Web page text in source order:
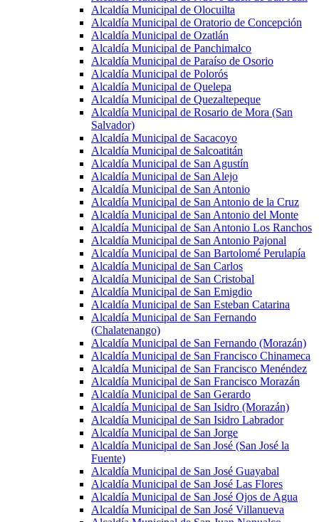
Alcaldía Municipal de Olocuilta
Alcaldía Municipal de Oratorio de Concepción
Alcaldía Municipal de Ozatlán
Alcaldía Municipal de Panchimalco
Alcaldía Municipal de Paraíso de Osorio
Alcaldía Municipal de Polorós
Alcaldía Municipal de Quelepa
Alcaldía Municipal de Quezaltepeque
Alcaldía Municipal de Rosario de Mora (San
Salvador)
Alcaldía Municipal de Sacacoyo
Alcaldía Municipal de Salcoatitán
Alcaldía Municipal de San Agustín
Alcaldía Municipal de San Alejo
Alcaldía Municipal de San Antonio
Alcaldía Municipal de San Antonio de la Cruz
Alcaldía Municipal de San Antonio del Monte
Alcaldía Municipal de San Antonio Los Ranchos
Alcaldía Municipal de San Antonio Pajonal
Alcaldía Municipal de San Bartolomé Perulapía
Alcaldía Municipal de San Carlos
Alcaldía Municipal de San Cristobal
Alcaldía Municipal de San Emigdio
Alcaldía Municipal de San Esteban Catarina
Alcaldía Municipal de San Fernando
(Chalatenango)
Alcaldía Municipal de San Fernando (Morazán)
Alcaldía Municipal de San Francisco Chinameca
Alcaldía Municipal de San Francisco Menéndez
Alcaldía Municipal de San Francisco Morazán
Alcaldía Municipal de San Gerardo
Alcaldía Municipal de San Isidro (Morazán)
Alcaldía Municipal de San Isidro Labrador
Alcaldía Municipal de San Jorge
Alcaldía Municipal de San José (San José la
Fuente)
Alcaldía Municipal de San José Guayabal
Alcaldía Municipal de San José Las Flores
Alcaldía Municipal de San José Ojos de Agua
Alcaldía Municipal de San José Villanueva